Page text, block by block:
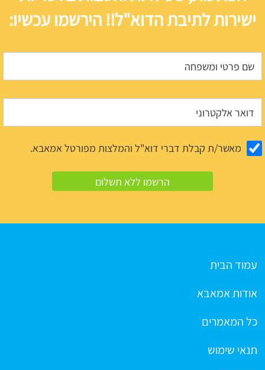
ישירות לתיבת הדוא"ל!! הירשמו עכשיו:
מאשר/ת קבלת דברי דוא"ל והמלצות מפורטל אמאבא.
עמוד הבית
אודות אמאבא
כל המאמרים
תנאי שימוש